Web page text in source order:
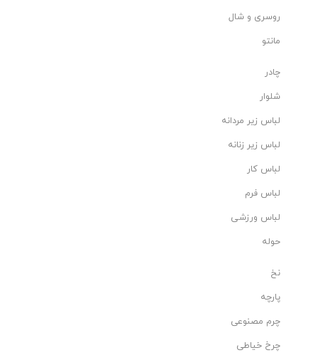
روسری و شال
مانتو
چادر
شلوار
لباس زیر مردانه
لباس زیر زنانه
لباس کار
لباس فرم
لباس ورزشی
حوله
نخ
پارچه
چرم مصنوعی
چرخ خیاطی